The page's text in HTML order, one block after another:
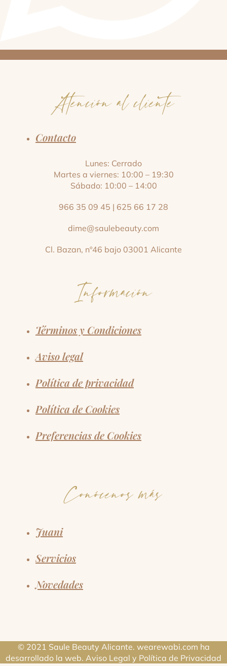
Atención al cliente
Contacto
Lunes: Cerrado
Martes a viernes: 10:00 – 19:30
Sábado: 10:00 – 14:00
966 35 09 45 | 625 66 17 28
dime@saulebeauty.com
Cl. Bazan, nº46 bajo 03001 Alicante
Información
Términos y Condiciones
Aviso legal
Política de privacidad
Política de Cookies
Preferencias de Cookies
Conócenos más
Juani
Servicios
Novedades
© 2021 Saule Beauty Alicante. wearewabi.com ha
desarrollado la web. Aviso Legal y Política de Privacidad